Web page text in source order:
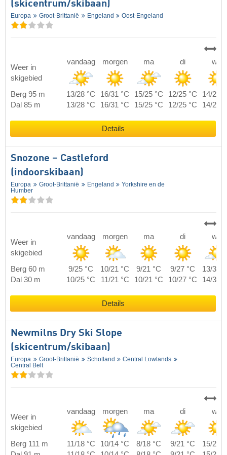
(skicentrum/skibaan)
Europa Groot-Brittanië Engeland Oost-Engeland
Weer in
skigebied
vandaag morgen ma di wo
Berg 95 m 13/28 °C 16/31 °C 15/25 °C 12/25 °C
14/29
Dal 85 m
13/28 °C 16/31 °C 15/25 °C 12/25 °C 14/29
Details
Snozone – Castleford
(indoorskibaan)
Europa Groot-Brittanië Engeland
Yorkshire en de
Humber
Weer in
skigebied
vandaag morgen ma di wo
Berg 60 m 9/25 °C 10/21 °C 9/21 °C 9/27 °C
13/30
Dal 30 m
10/25 °C 11/21 °C 10/21 °C 10/27 °C 14/30
Details
Newmilns Dry Ski Slope
(skicentrum/skibaan)
Europa Groot-Brittanië Schotland
Central Lowlands
Central Belt
Weer in
skigebied
vandaag morgen ma di wo
Berg 111 m 11/18 °C 10/14 °C 8/18 °C 9/21 °C
15/23